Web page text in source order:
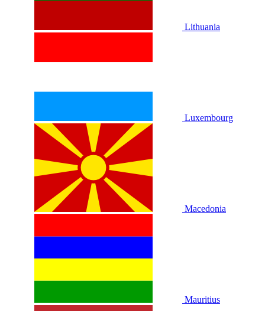
Lithuania
Luxembourg
Macedonia
Mauritius